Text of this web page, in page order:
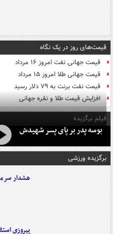
قیمت‌های روز در یک نگاه
قیمت جهانی نفت امروز ۱۶ مرداد
قیمت جهانی طلا امروز ۱۵ مرداد
قیمت نفت برنت به ۷۹ دلار رسید
افزایش قیمت طلا و نقره جهانی
فیلم برگزیده
بوسه‌ پدر بر پای پسر شهیدش
برگزیده ورزشی
هشدار
پیروزی